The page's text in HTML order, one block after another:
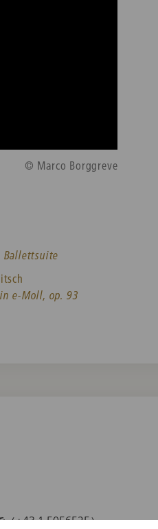
© Marco Borggreve
Ballettsuite
e-Moll, op. 93
（+43 1 5056525）、